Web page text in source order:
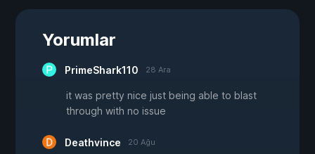
Yorumlar
PrimeShark110 28 Ara
it was pretty nice just being able to blast
through with no issue
Deathvince 20 Ağu